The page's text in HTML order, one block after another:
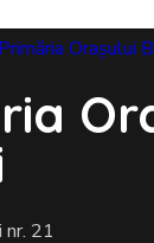
nr. 21